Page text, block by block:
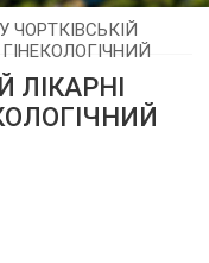
У ЧОРТКІВСЬКІЙ
ЛІКАРНІ